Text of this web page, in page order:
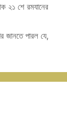
২১ শে রমযানের
জানতে পারল যে,